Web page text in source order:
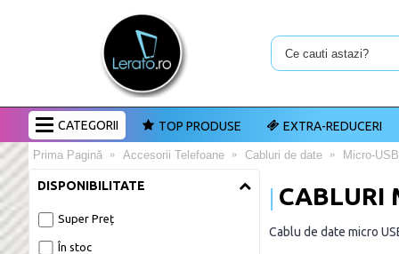
CATEGORII TOP PRODUSE EXTRA-REDUCERI
Prima Pagină Accesorii Telefoane Cabluri de date Micro-USB
DISPONIBILITATE
Super Preț
În stoc
CABLURI
Cablu de date micro